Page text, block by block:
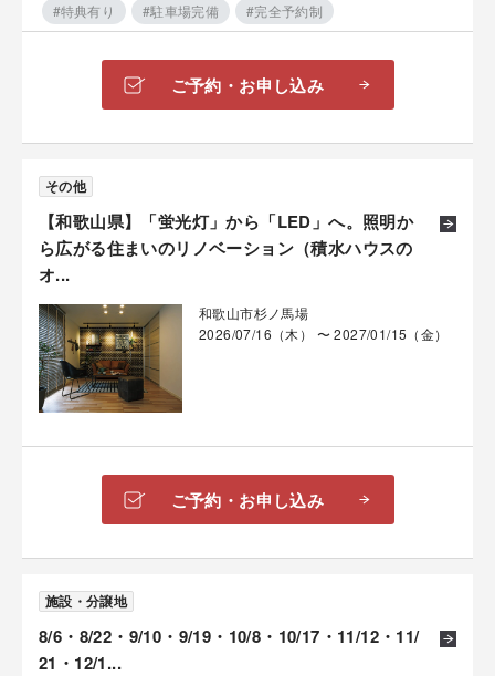
#特典有り #駐車場完備 #完全予約制
ご予約・お申し込み
【和歌山県】「蛍光灯」から「LED」へ。照明か
ら広がる住まいのリノベーション（積水ハウスの
オ...
その他
和歌山市杉ノ馬場
2026/07/16（木） 〜 2027/01/15（金）
ご予約・お申し込み
8/6・8/22・9/10・9/19・10/8・10/17・11/12・11/
21・12/1...
施設・分譲地